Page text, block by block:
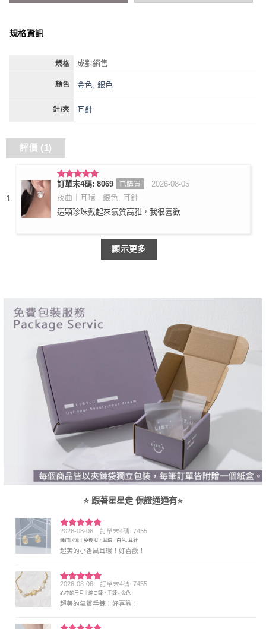
規格資訊
規格 成對銷售
顏色 金色 ,銀色
針/夾 耳針
評價 (1)
評分5滿
分 5
訂單末4碼: 8069 已購買
2026-08-05
夜曲｜耳環 - 銀色, 耳針
這顆珍珠戴起來氣質高雅，我很喜歡
顯示更多
⭐ 跟著星星走 保證通通有⭐
評分5 滿
分 5
2026-08-06 訂單末4碼: 7455
幾何回憶｜免後扣．耳環 - 白色, 耳針
超美的小香風耳環！好喜歡！
評分5 滿
分 5
2026-08-06 訂單末4碼: 7455
心中的日月｜縮口鍊．手鍊 - 金色
超美的氣質手鍊！好喜歡！